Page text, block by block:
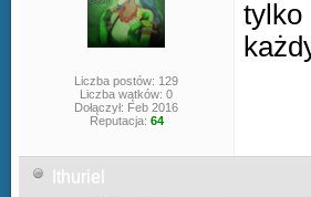
Liczba postów: 129
Liczba wątków: 0
Dołączył: Feb 2016
Reputacja: 64
tylko
Ithuriel